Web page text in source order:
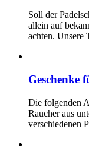
Soll der
allein auf
achten. Unsere
Geschenke
Die folgenden
Raucher aus
verschiedenen